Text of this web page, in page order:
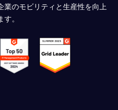
業のモビリティと生産性を向上
。